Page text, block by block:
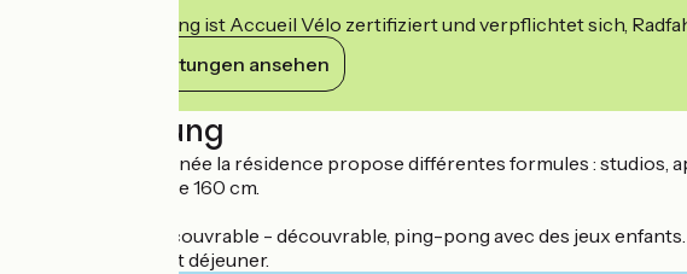
Diese Einrichtung ist Accueil Vélo zertifiziert und verpflichtet sich,
Ihre Verpflichtungen ansehen
Beschreibung
Ouverte toute l'année la résidence propose différentes formules :
TV écran plat, lit de 160 cm.
Piscine chauffée couvrable - découvrable, ping-pong avec des jeux enfants.
Possibilité de petit déjeuner.